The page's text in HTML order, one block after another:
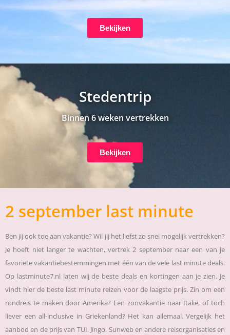
Bekijken
Stedentrip
Binnen 6 weken vertrekken
Bekijken
2 september last minute
Ben jij ook toe aan vakantie? Wil jij het liefst zo snel mogelijk vertrekken?
Je hoeft niet langer te wachten, vertrek 2 september naar een van je
favoriete vakantiebestemmingen met één van de vele last minute deals.
Op lastminute7.nl laten wij de beste deals en kortingen aan je zien. Je
vindt hier de beste last minute reizen voor de laagste prijs. Zin om een
rondreis te maken door Amerika? Een zonvakantie naar Italië, of toch
liever een all-inclusive in Griekenland? Het kan allemaal. Vergelijk het
aanbod en de prijs van TUI, Jingo, Sunweb en andere reisorganisaties en